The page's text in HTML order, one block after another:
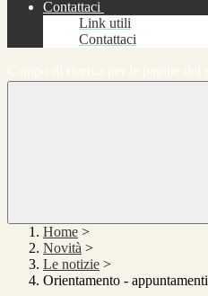
Contattaci
Link utili
Contattaci
Home >
Novità >
Le notizie >
Orientamento -